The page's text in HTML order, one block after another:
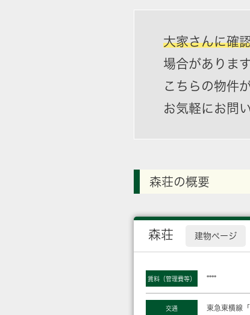
大家さんに確
場合があります
こちらの物件
お気軽にお問
森荘の概要
森荘 建物ページ
賃料（管理費等） ****
交通 東急東横線「